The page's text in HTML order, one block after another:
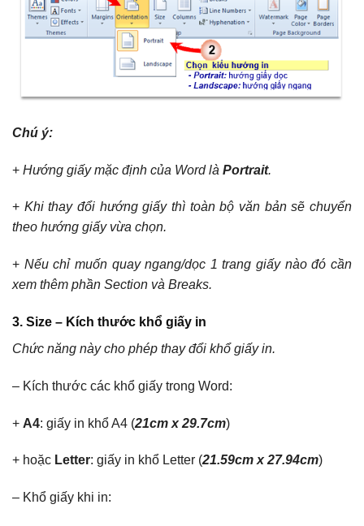
Chú ý:
+ Hướng giấy mặc định của Word là Portrait.
+ Khi thay đổi hướng giấy thì toàn bộ văn bản sẽ chuyển
theo hướng giấy vừa chọn.
+ Nếu chỉ muốn quay ngang/dọc 1 trang giấy nào đó cần
xem thêm phần Section và Breaks.
3. Size – Kích thước khổ giấy in
Chức năng này cho phép thay đổi khổ giấy in.
– Kích thước các khổ giấy trong Word:
+ A4: giấy in khổ A4 (21cm x 29.7cm)
+ hoặc Letter: giấy in khổ Letter (21.59cm x 27.94cm)
– Khổ giấy khi in: